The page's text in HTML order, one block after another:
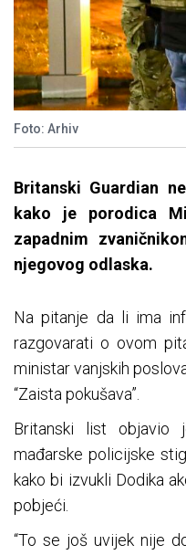
Foto: Arhiv
Britanski Guardian
kako je porodica
zapadnim
njegovog odlaska.
Na pitanje da li ima
razgovarati o ovom
ministar vanjskih
“Zaista pokušava”.
Britanski list
mađarske policijske
kako bi izvukli Dodika
pobjeći.
“To se još uvijek nije